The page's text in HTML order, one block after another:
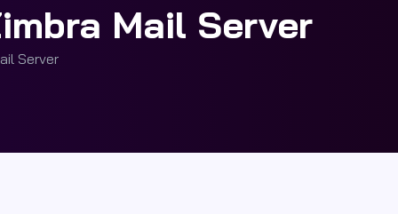
Mail Server
Server